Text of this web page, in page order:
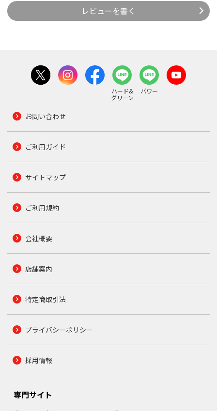
レビューを書く
ハード&
グリーン
パワー
お問い合わせ
ご利用ガイド
サイトマップ
ご利用規約
会社概要
店舗案内
特定商取引法
プライバシーポリシー
採用情報
専門サイト